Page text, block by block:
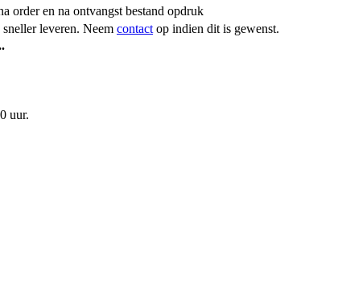
order en na ontvangst bestand opdruk
leveren. Neem contact op indien dit is gewenst.
uur.